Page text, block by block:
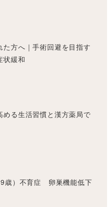
方へ｜手術回避を目指す
状緩和
る生活習慣と漢方薬局で
歳）不育症 卵巣機能低下